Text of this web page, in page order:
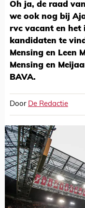
Oh ja, de raad
we ook nog bij
rvc vacant en het
kandidaten te
Mensing en Leen
Mensing en
BAVA.
Door De Redactie